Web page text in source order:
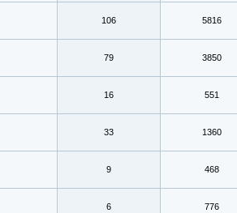
106 5816
79 3850
16 551
33 1360
9 468
6 776